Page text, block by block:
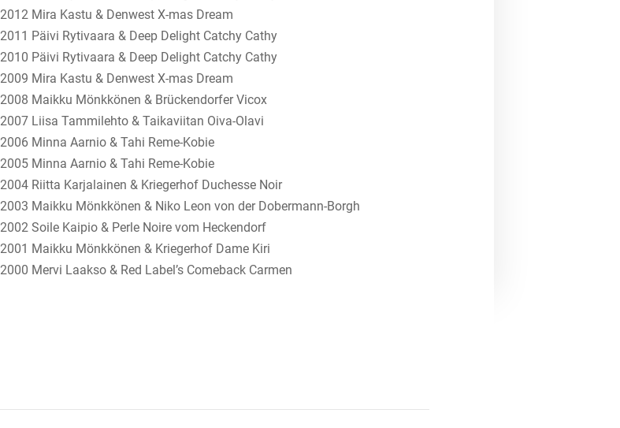
2012 Mira Kastu & Denwest X-mas Dream
2011 Päivi Rytivaara & Deep Delight Catchy Cathy
2010 Päivi Rytivaara & Deep Delight Catchy Cathy
2009 Mira Kastu & Denwest X-mas Dream
2008 Maikku Mönkkönen & Brückendorfer Vicox
2007 Liisa Tammilehto & Taikaviitan Oiva-Olavi
2006 Minna Aarnio & Tahi Reme-Kobie
2005 Minna Aarnio & Tahi Reme-Kobie
2004 Riitta Karjalainen & Kriegerhof Duchesse Noir
2003 Maikku Mönkkönen & Niko Leon von der Dobermann-Borgh
2002 Soile Kaipio & Perle Noire vom Heckendorf
2001 Maikku Mönkkönen & Kriegerhof Dame Kiri
2000 Mervi Laakso & Red Label’s Comeback Carmen